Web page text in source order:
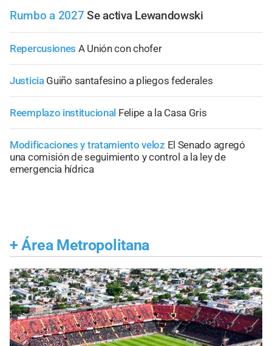
Rumbo a 2027 Se activa Lewandowski
Repercusiones A Unión con chofer
Justicia Guiño santafesino a pliegos federales
Reemplazo institucional Felipe a la Casa Gris
Modificaciones y tratamiento veloz El Senado agregó
una comisión de seguimiento y control a la ley de
emergencia hídrica
+ Área Metropolitana